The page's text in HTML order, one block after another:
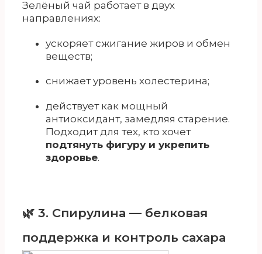
Зелёный чай работает в двух
направлениях:
ускоряет сжигание жиров и обмен
веществ;
снижает уровень холестерина;
действует как мощный
антиоксидант, замедляя старение.
Подходит для тех, кто хочет
подтянуть фигуру и укрепить
здоровье.
🌿 3. Спирулина — белковая
поддержка и контроль сахара